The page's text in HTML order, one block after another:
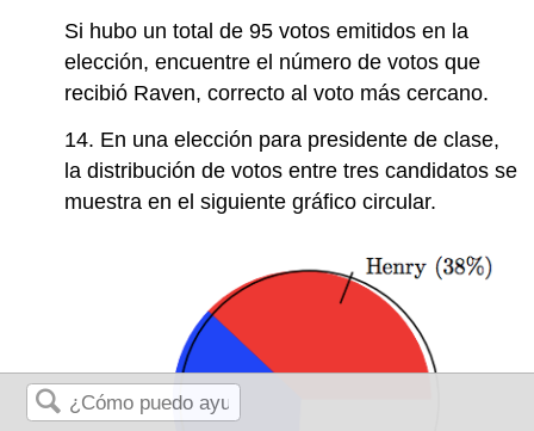
Si hubo un total de 95 votos emitidos en la
elección, encuentre el número de votos que
recibió Raven, correcto al voto más cercano.
14. En una elección para presidente de clase,
la distribución de votos entre tres candidatos se
muestra en el siguiente gráfico circular.